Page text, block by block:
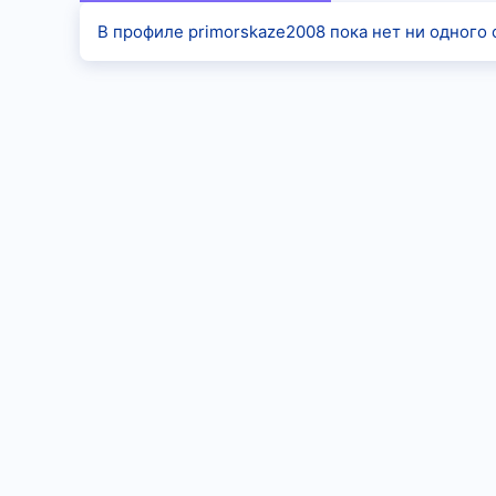
В профиле primorskaze2008 пока нет ни одного